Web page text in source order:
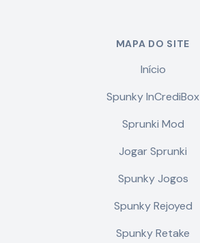
MAPA DO SITE
Início
Spunky InCrediBox
Sprunki Mod
Jogar Sprunki
Spunky Jogos
Spunky Rejoyed
Spunky Retake